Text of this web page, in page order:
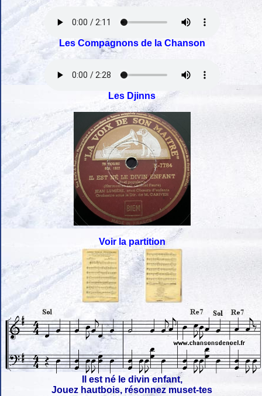
Les Compagnons de la Chanson
Les Djinns
Voir la partition
Il est né le divin enfant,
Jouez hautbois, résonnez muset-tes